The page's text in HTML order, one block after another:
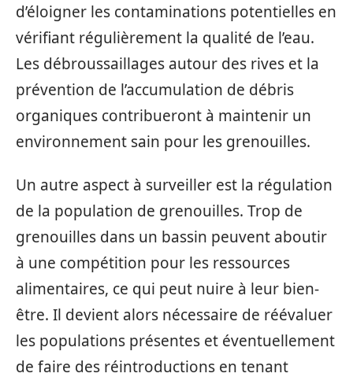
d’éloigner les contaminations potentielles en
vérifiant régulièrement la qualité de l’eau.
Les débroussaillages autour des rives et la
prévention de l’accumulation de débris
organiques contribueront à maintenir un
environnement sain pour les grenouilles.
Un autre aspect à surveiller est la régulation
de la population de grenouilles. Trop de
grenouilles dans un bassin peuvent aboutir
à une compétition pour les ressources
alimentaires, ce qui peut nuire à leur bien-
être. Il devient alors nécessaire de réévaluer
les populations présentes et éventuellement
de faire des réintroductions en tenant